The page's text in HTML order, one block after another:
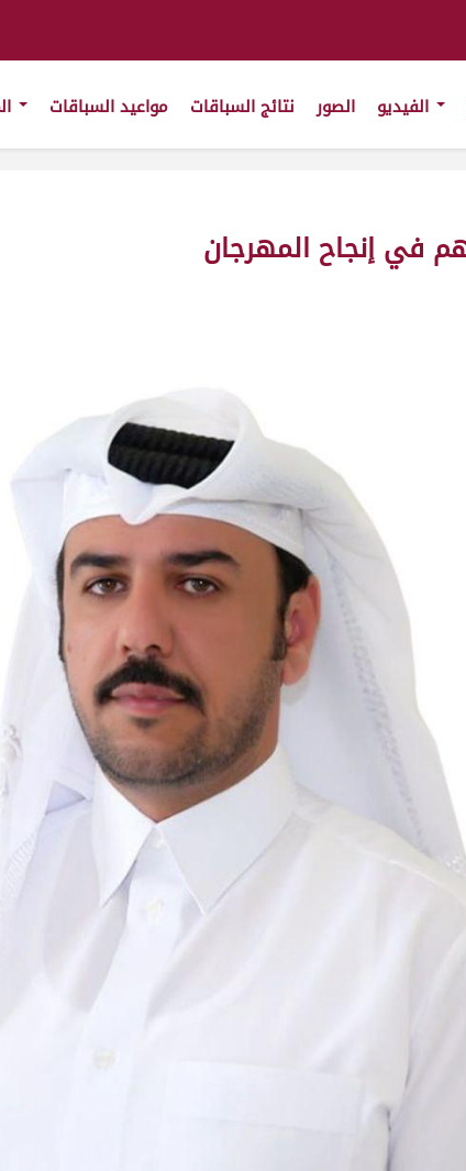
الصور نتائج السباقات مواعيد السباقات
في إنجاح المهرجان